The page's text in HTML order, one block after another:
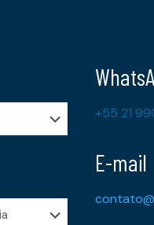
+55 21
E-mail